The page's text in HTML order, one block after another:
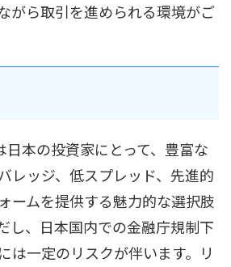
がら取引を進められる環境がご
本の投資家にとって、豊富な
レッジ、低スプレッド、先進的
ームを提供する魅力的な選択肢
し、日本国内での金融庁規制下
は一定のリスクが伴います。リ